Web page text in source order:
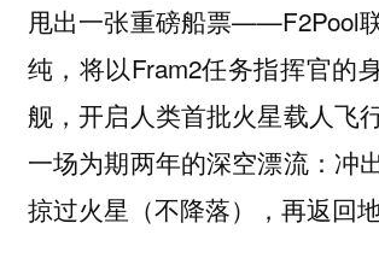
甩出一张重磅船票——F2Pool
纯，将以Fram2任务指挥官的
舰，开启人类首批火星载人飞
一场为期两年的深空漂流：冲
掠过火星（不降落），再返回地